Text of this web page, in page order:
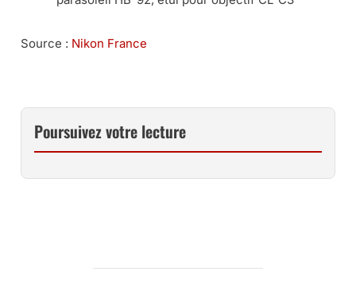
Source : Nikon France
Poursuivez votre lecture